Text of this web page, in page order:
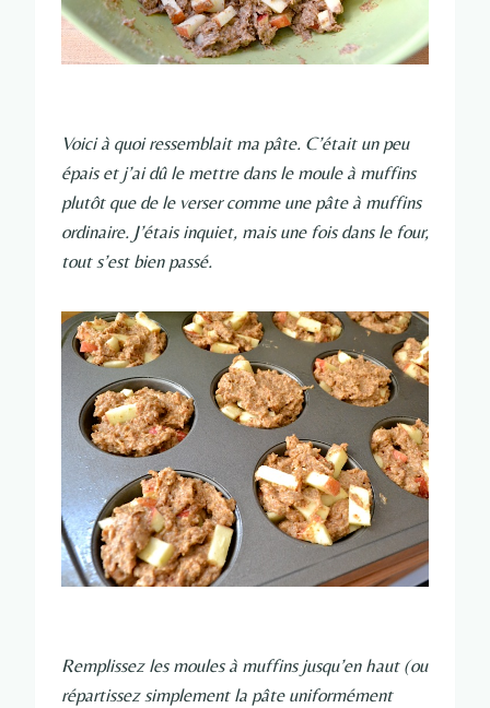
Voici à quoi ressemblait ma pâte. C’était un peu
épais et j’ai dû le mettre dans le moule à muffins
plutôt que de le verser comme une pâte à muffins
ordinaire. J’étais inquiet, mais une fois dans le four,
tout s’est bien passé.
Remplissez les moules à muffins jusqu’en haut (ou
répartissez simplement la pâte uniformément